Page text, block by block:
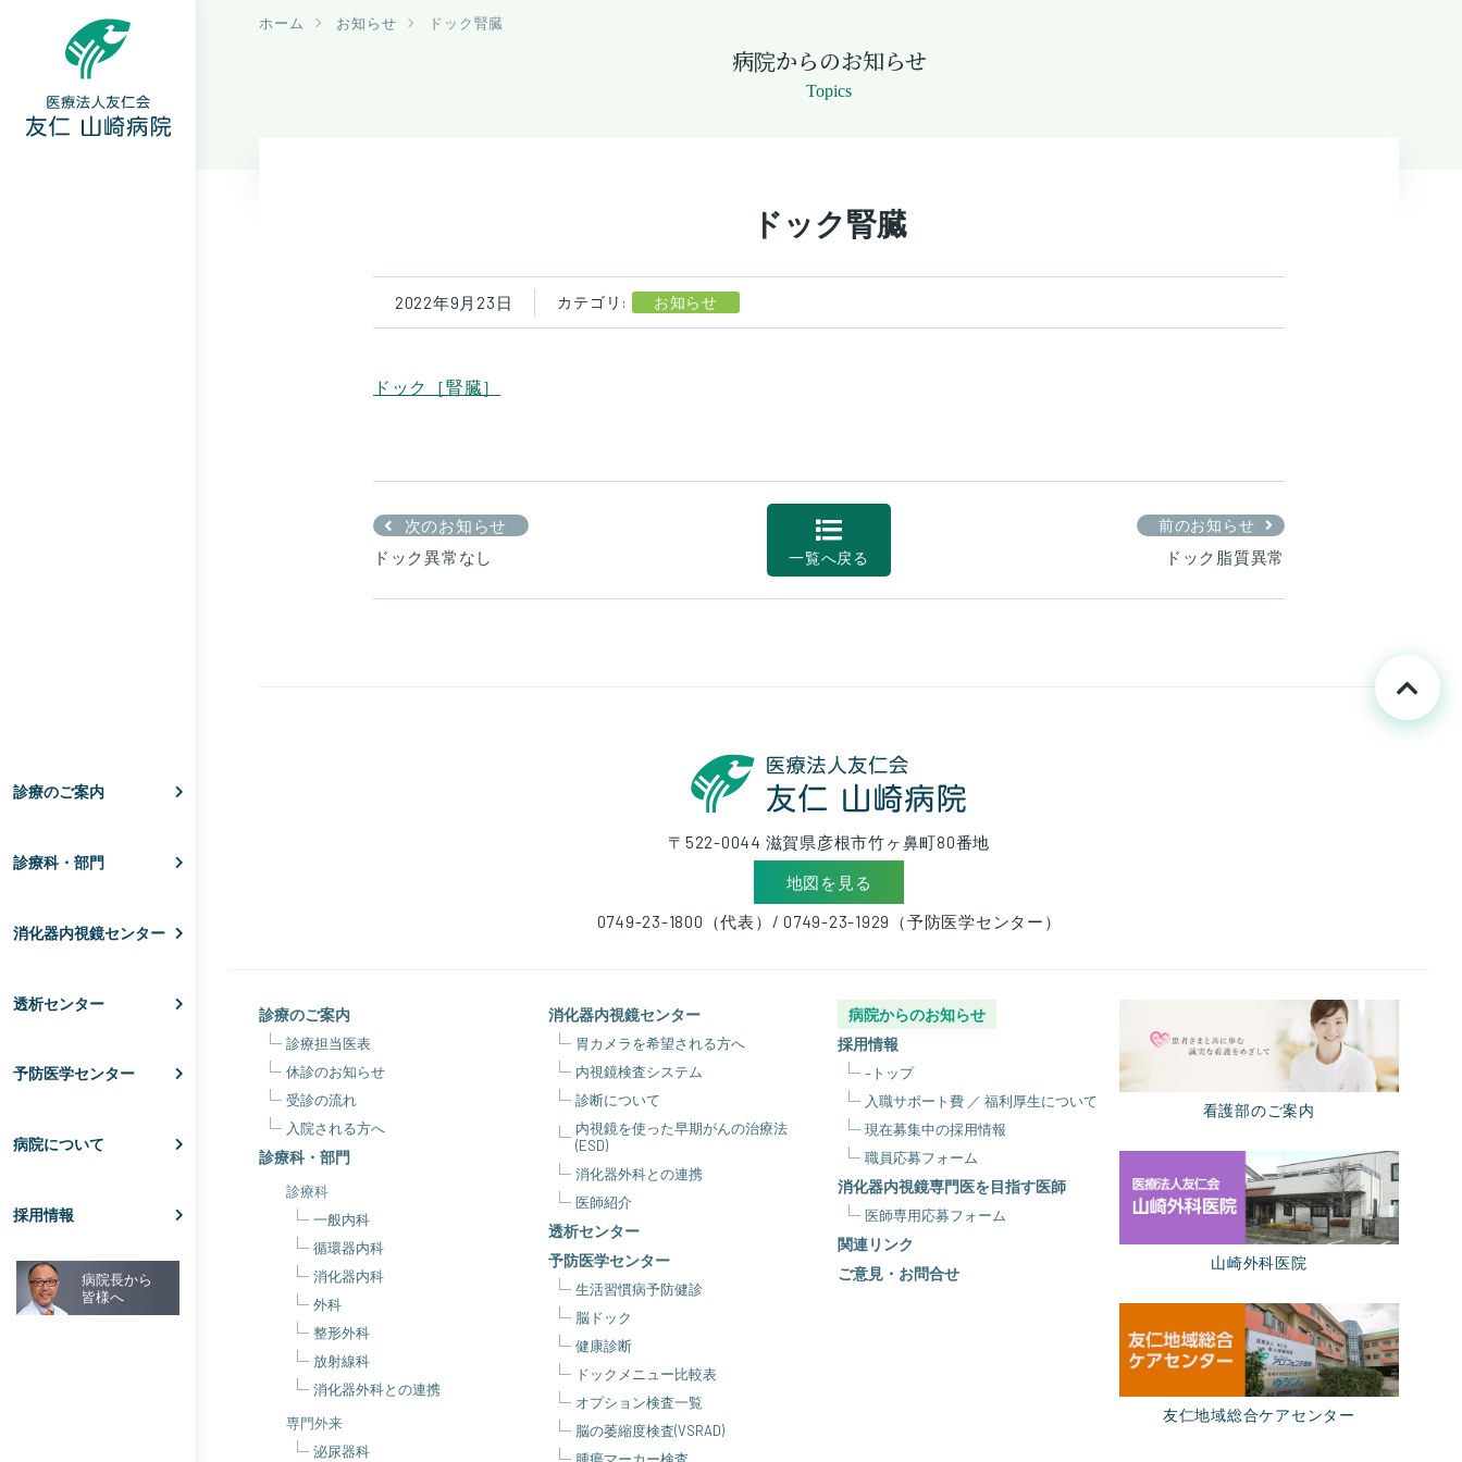
診療のご案内
診療科・部門
消化器内視鏡センター
透析センター
予防医学センター
病院について
採用情報
病院長から
皆様へ
ホーム お知らせ ドック腎臓
病院からのお知らせ
Topics
ドック腎臓
2022年9月23日 カテゴリ: お知らせ
ドック［腎臓］
一覧へ戻る
次のお知らせ
ドック異常なし
前のお知らせ
ドック脂質異常
〒522-0044 滋賀県彦根市竹ヶ鼻町80番地
地図を見る
0749-23-1800（代表）/ 0749-23-1929（予防医学センター）
診療のご案内
診療担当医表
休診のお知らせ
受診の流れ
入院される方へ
診療科・部門
診療科
一般内科
循環器内科
消化器内科
外科
整形外科
放射線科
消化器外科との連携
専門外来
泌尿器科
消化器内視鏡センター
胃カメラを希望される方へ
内視鏡検査システム
診断について
内視鏡を使った早期がんの治療法
(ESD)
消化器外科との連携
医師紹介
透析センター
予防医学センター
生活習慣病予防健診
脳ドック
健康診断
ドックメニュー比較表
オプション検査一覧
脳の萎縮度検査(VSRAD)
腫瘍マーカー検査
病院からのお知らせ
採用情報
–トップ
入職サポート費 ／ 福利厚生について
現在募集中の採用情報
職員応募フォーム
消化器内視鏡専門医を目指す医師
医師専用応募フォーム
関連リンク
ご意見・お問合せ
看護部のご案内
山崎外科医院
友仁地域総合ケアセンター